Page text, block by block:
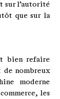
sur l’autorité
que sur la
bien refaire
de nombreux
moderne
les